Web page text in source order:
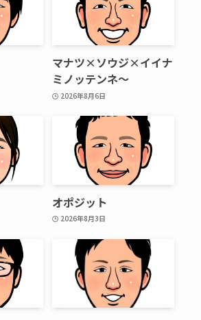
マナツ×ソウジ×イイナ
ミノッテンネ～
2026年8月6日
オポジット
2026年8月3日